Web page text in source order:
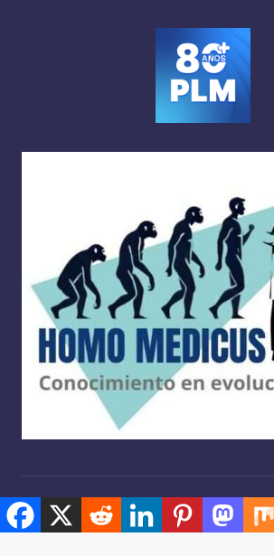
Copyright 2026 — Homo medicus .